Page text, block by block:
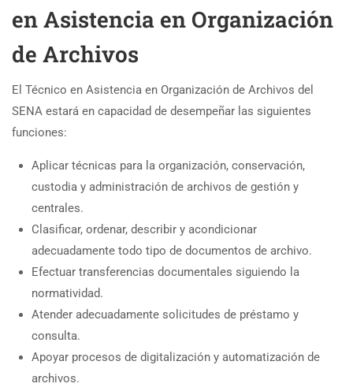
en Asistencia en Organización
de Archivos
El Técnico en Asistencia en Organización de Archivos del
SENA estará en capacidad de desempeñar las siguientes
funciones:
Aplicar técnicas para la organización, conservación,
custodia y administración de archivos de gestión y
centrales.
Clasificar, ordenar, describir y acondicionar
adecuadamente todo tipo de documentos de archivo.
Efectuar transferencias documentales siguiendo la
normatividad.
Atender adecuadamente solicitudes de préstamo y
consulta.
Apoyar procesos de digitalización y automatización de
archivos.